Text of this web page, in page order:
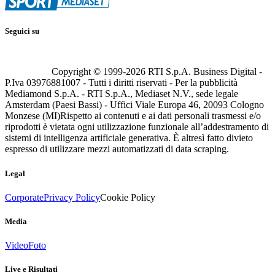
Seguici su
Copyright © 1999-2026 RTI S.p.A. Business Digital -
P.Iva 03976881007 - Tutti i diritti riservati - Per la pubblicità
Mediamond S.p.A. - RTI S.p.A., Mediaset N.V., sede legale
Amsterdam (Paesi Bassi) - Uffici Viale Europa 46, 20093 Cologno
Monzese (MI)Rispetto ai contenuti e ai dati personali trasmessi e/o
riprodotti è vietata ogni utilizzazione funzionale all’addestramento di
sistemi di intelligenza artificiale generativa. È altresì fatto divieto
espresso di utilizzare mezzi automatizzati di data scraping.
Legal
CorporatePrivacy PolicyCookie Policy
Media
VideoFoto
Live e Risultati